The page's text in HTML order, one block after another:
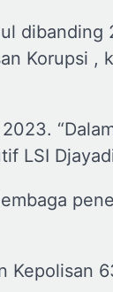
Korupsi
LSI
Kepolisan